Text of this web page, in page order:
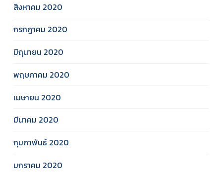
สิงหาคม 2020
กรกฎาคม 2020
มิถุนายน 2020
พฤษภาคม 2020
เมษายน 2020
มีนาคม 2020
กุมภาพันธ์ 2020
มกราคม 2020